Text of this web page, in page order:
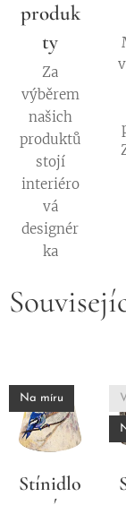
produk
ty
Za
výběrem
našich
produktů
stojí
interiéro
vá
designér
ka
Stínidlo
Na míru